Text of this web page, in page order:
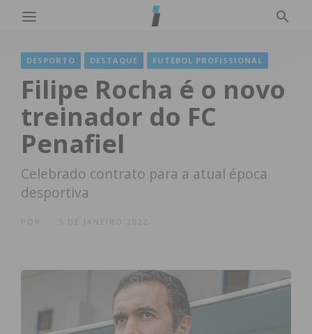
DESPORTO DESTAQUE FUTEBOL PROFISSIONAL
Filipe Rocha é o novo
treinador do FC
Penafiel
Celebrado contrato para a atual época
desportiva
5 DE JANEIRO 2022